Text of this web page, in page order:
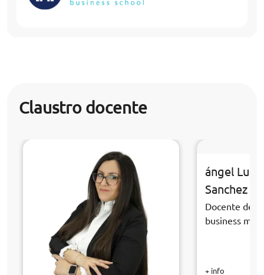
Claustro docente
ángel Luis
Sanchez
Docente de
business
+ info